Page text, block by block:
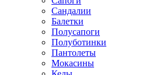
Сандалии
Балетки
Полусапоги
Полуботинки
Пантолеты
Мокасины